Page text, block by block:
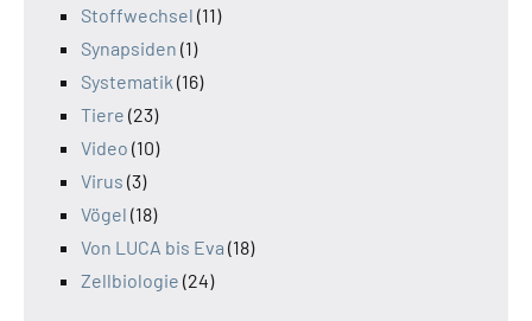
Stoffwechsel (11)
Synapsiden (1)
Systematik (16)
Tiere (23)
Video (10)
Virus (3)
Vögel (18)
Von LUCA bis Eva (18)
Zellbiologie (24)